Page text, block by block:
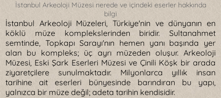
İstanbul Arkeoloji Müzesi nerede ve içindeki eserler hakkında
bilgi
İstanbul Arkeoloji Müzeleri, Türkiye'nin ve dünyanın en
köklü müze komplekslerinden biridir. Sultanahmet
semtinde, Topkapı Sarayı'nın hemen yanı başında yer
alan bu kompleks; üç ayrı müzeden oluşur. Arkeoloji
Müzesi, Eski Şark Eserleri Müzesi ve Çinili Köşk bir arada
ziyaretçilere sunulmaktadır. Milyonlarca yıllık insan
tarihine ait eserleri bünyesinde barındıran bu yapı,
yalnızca bir müze değil; adeta tarihin kendisidir.